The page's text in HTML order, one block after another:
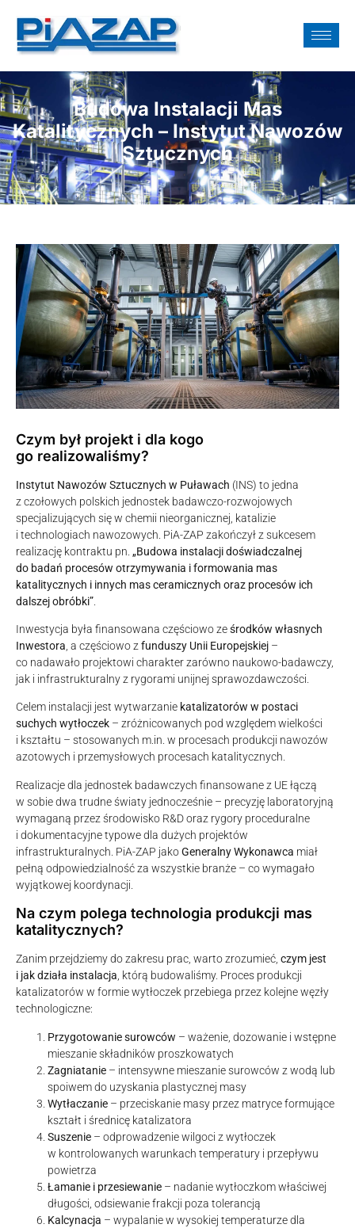
Budowa Instalacji Mas
Katalitycznych – Instytut Nawozów
Sztucznych
Czym był projekt i dla kogo
go realizowaliśmy?
Instytut Nawozów Sztucznych w Puławach (INS) to jedna
z czołowych polskich jednostek badawczo-rozwojowych
specjalizujących się w chemii nieorganicznej, katalizie
i technologiach nawozowych. PiA-ZAP zakończył z sukcesem
realizację kontraktu pn. „Budowa instalacji doświadczalnej
do badań procesów otrzymywania i formowania mas
katalitycznych i innych mas ceramicznych oraz procesów ich
dalszej obróbki”
Inwestycja była finansowana częściowo ześrodków własnych
Inwestora , a częściowo z funduszy Unii Europejskiej –
co nadawało projektowi charakter zarówno naukowo-badawczy,
jak i infrastrukturalny z rygorami unijnej sprawozdawczości.
Celem instalacji jest wytwarzanie katalizatorów w postaci
suchych wytłoczek – zróżnicowanych pod względem wielkości
i kształtu – stosowanych m.in. w procesach produkcji nawozów
azotowych i przemysłowych procesach katalitycznych.
Realizacje dla jednostek badawczych finansowane z UE łączą
w sobie dwa trudne światy jednocześnie – precyzję laboratoryjną
wymaganą przez środowisko R&D oraz rygory proceduralne
i dokumentacyjne typowe dla dużych projektów
infrastrukturalnych. PiA-ZAP jakoGeneralny Wykonawca miał
pełną odpowiedzialność za wszystkie branże – co wymagało
wyjątkowej koordynacji.
Na czym polega technologia produkcji mas
katalitycznych?
Zanim przejdziemy do zakresu prac, warto zrozumieć, czym jest
i jak działa instalacja , którą budowaliśmy. Proces produkcji
katalizatorów w formie wytłoczek przebiega przez kolejne węzły
technologiczne:
Przygotowanie surowców – ważenie, dozowanie i wstępne
mieszanie składników proszkowatych
Zagniatanie – intensywne mieszanie surowców z wodą lub
spoiwem do uzyskania plastycznej masy
Wytłaczanie – przeciskanie masy przez matryce formujące
kształt i średnicę katalizatora
Suszenie – odprowadzenie wilgoci z wytłoczek
w kontrolowanych warunkach temperatury i przepływu
powietrza
Łamanie i przesiewanie – nadanie wytłoczkom właściwej
długości, odsiewanie frakcji poza tolerancją
Kalcynacja – wypalanie w wysokiej temperaturze dla